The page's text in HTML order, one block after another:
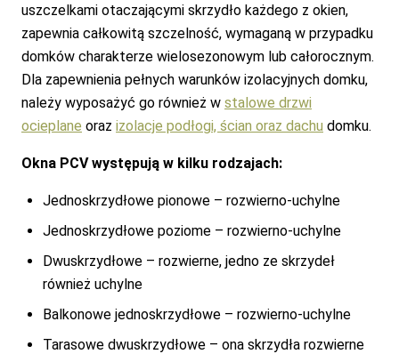
uszczelkami otaczającymi skrzydło każdego z okien,
zapewnia całkowitą szczelność, wymaganą w przypadku
domków charakterze wielosezonowym lub całorocznym.
Dla zapewnienia pełnych warunków izolacyjnych domku,
należy wyposażyć go również w stalowe drzwi
ocieplane oraz izolacje podłogi, ścian oraz dachu domku.
Okna PCV występują w kilku rodzajach:
Jednoskrzydłowe pionowe – rozwierno-uchylne
Jednoskrzydłowe poziome – rozwierno-uchylne
Dwuskrzydłowe – rozwierne, jedno ze skrzydeł
również uchylne
Balkonowe jednoskrzydłowe – rozwierno-uchylne
Tarasowe dwuskrzydłowe – ona skrzydła rozwierne